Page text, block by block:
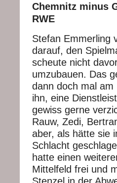
Chemnitz minus
RWE
Stefan Emmerling
darauf, den
scheute nicht
umzubauen. Das
dann doch mal
ihn, eine
gewiss gerne
Rauw, Zedi,
aber, als hätte sie
Schlacht
hatte einen
Mittelfeld frei und